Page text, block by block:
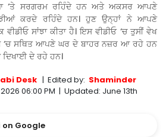
‘ਤੇ ਸਰਗਰਮ ਰਹਿੰਦੇ ਹਨ ਅਤੇ ਅਕਸਰ ਆਪਣੇ
ਕਰਦੇ ਰਹਿੰਦੇ ਹਨ। ਹੁਣ ਉਨ੍ਹਾਂ ਨੇ ਆਪਣੇ
ਸਾਂਝਾ ਕੀਤਾ ਹੈ। ਇਸ ਵੀਡੀਓ ‘ਚ ਤੁਸੀਂ ਵੇਖ
‘ਚ ਸਥਿਤ ਆਪਣੇ ਘਰ ਦੇ ਬਾਹਰ ਨਜ਼ਰ ਆ ਰਹੇ ਹਨ
ਦੇ ਰਹੇ ਹਨ।
Desk | Edited by: Shaminder
06:00 PM | Updated: June 13th
on Google